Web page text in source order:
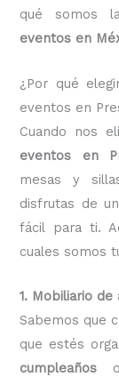
qué somos
eventos en
¿Por qué
eventos en
Cuando nos
eventos en
mesas y
disfrutas de un
fácil para ti.
cuales somos
1. Mobiliario
Sabemos que
que estés
cumpleaños